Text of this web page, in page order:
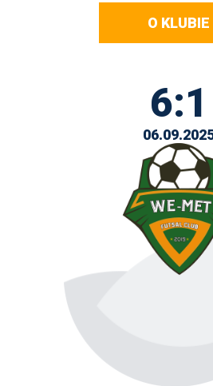
O KLUBIE
6:1